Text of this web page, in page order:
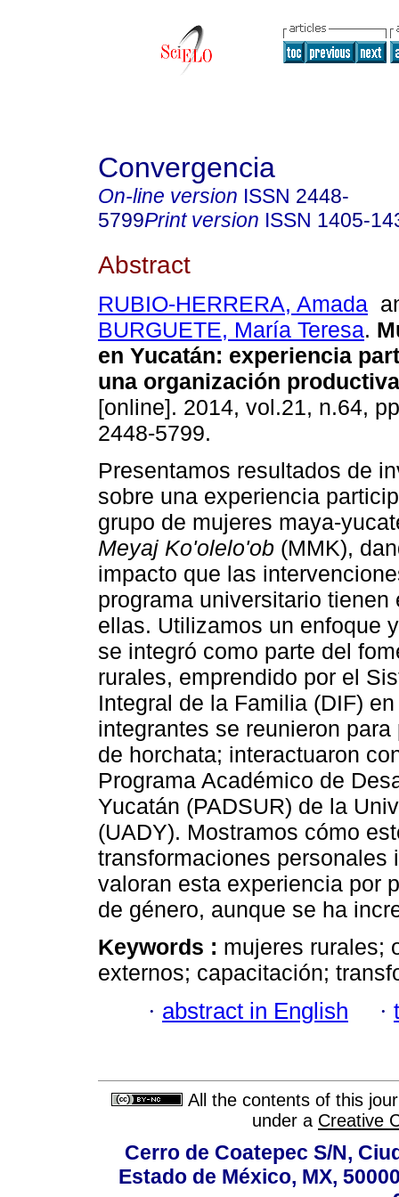
Convergencia
On-line version ISSN 2448-
5799Print version ISSN 1405-
Abstract
RUBIO-HERRERA, Amada
BURGUETE, María Teresa.
en Yucatán: experiencia
una organización productiva
[online]. 2014, vol.21, n.64,
2448-5799.
Presentamos resultados de
sobre una experiencia
grupo de mujeres maya-
Meyaj Ko'olelo'ob (MMK),
impacto que las
programa universitario tienen
ellas. Utilizamos un enfoque
se integró como parte del
rurales, emprendido por el
Integral de la Familia (DIF)
integrantes se reunieron
de horchata; interactuaron
Programa Académico de
Yucatán (PADSUR) de la
(UADY). Mostramos cómo
transformaciones
valoran esta experiencia por
de género, aunque se ha
Keywords : mujeres rurales;
externos; capacitación;
· abstract in English ·
All the contents of this
under a Creative
Cerro de Coatepec S/N,
Estado de México, MX,